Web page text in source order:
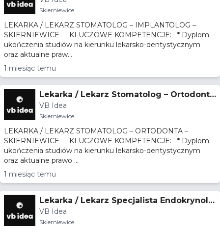
Skierniewice
LEKARKA / LEKARZ STOMATOLOG – IMPLANTOLOG –
SKIERNIEWICE KLUCZOWE KOMPETENCJE: * Dyplom
ukończenia studiów na kierunku lekarsko-dentystycznym
oraz aktualne praw...
1 miesiąc temu
Lekarka / Lekarz Stomatolog – Ortodonta
– Skierniewice
VB Idea
Skierniewice
LEKARKA / LEKARZ STOMATOLOG – ORTODONTA –
SKIERNIEWICE KLUCZOWE KOMPETENCJE: * Dyplom
ukończenia studiów na kierunku lekarsko-dentystycznym
oraz aktualne prawo ...
1 miesiąc temu
Lekarka / Lekarz Specjalista Endokrynolo
gii / w trakcie specjalizacji – Skierniewice
VB Idea
Skierniewice